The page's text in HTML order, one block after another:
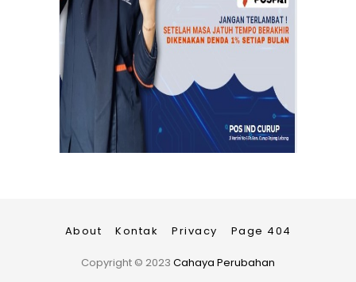
About Kontak Privacy Page 404
Copyright © 2023 Cahaya Perubahan